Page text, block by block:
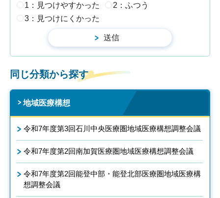
1：見つけやすかった
2：ふつう
3：見つけにくかった
同じ分類から探す
地域医療構想
令和7年度第3回石川中央医療圏地域医療構想調整会議
令和7年度第2回南加賀医療圏地域医療構想調整会議
令和7年度第2回能登中部・能登北部医療圏地域医療構
想調整会議